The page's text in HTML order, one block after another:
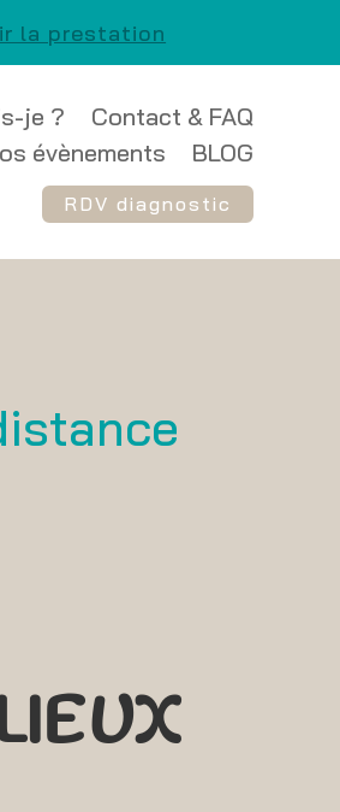
la prestation
je ?
Contact & FAQ
évènements
BLOG
RDV diagnostic